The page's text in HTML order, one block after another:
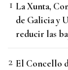
La Xunta,
de Galicia y
reducir las
El Concello